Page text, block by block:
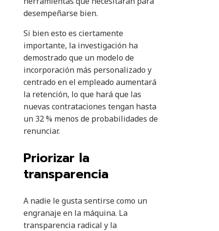
desempeñarse bien.
Si bien esto es ciertamente
importante, la investigación ha
demostrado que un modelo de
incorporación más personalizado y
centrado en el empleado aumentará
la retención, lo que hará que las
nuevas contrataciones tengan hasta
un 32 % menos de probabilidades de
renunciar.
Priorizar la
transparencia
A nadie le gusta sentirse como un
engranaje en la máquina. La
transparencia radical y la